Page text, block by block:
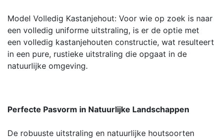
Model Volledig Kastanjehout: Voor wie op zoek is naar
een volledig uniforme uitstraling, is er de optie met
een volledig kastanjehouten constructie, wat resulteert
in een pure, rustieke uitstraling die opgaat in de
natuurlijke omgeving.
Perfecte Pasvorm in Natuurlijke Landschappen
De robuuste uitstraling en natuurlijke houtsoorten